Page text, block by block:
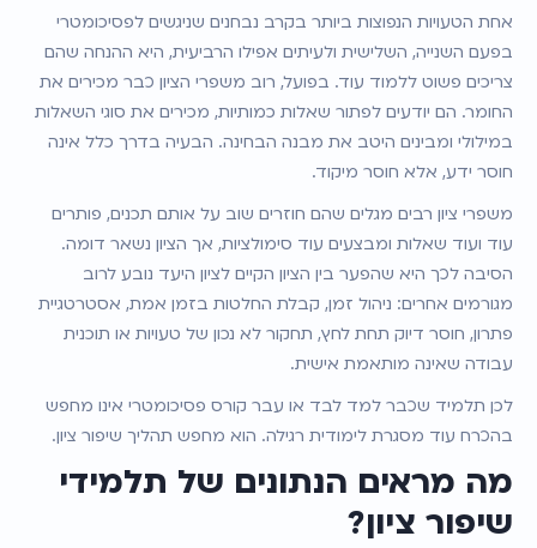
אחת הטעויות הנפוצות ביותר בקרב נבחנים שניגשים לפסיכומטרי
בפעם השנייה, השלישית ולעיתים אפילו הרביעית, היא ההנחה שהם
צריכים פשוט ללמוד עוד. בפועל, רוב משפרי הציון כבר מכירים את
החומר. הם יודעים לפתור שאלות כמותיות, מכירים את סוגי השאלות
במילולי ומבינים היטב את מבנה הבחינה. הבעיה בדרך כלל אינה
חוסר ידע, אלא חוסר מיקוד.
משפרי ציון רבים מגלים שהם חוזרים שוב על אותם תכנים, פותרים
עוד ועוד שאלות ומבצעים עוד סימולציות, אך הציון נשאר דומה.
הסיבה לכך היא שהפער בין הציון הקיים לציון היעד נובע לרוב
מגורמים אחרים: ניהול זמן, קבלת החלטות בזמן אמת, אסטרטגיית
פתרון, חוסר דיוק תחת לחץ, תחקור לא נכון של טעויות או תוכנית
עבודה שאינה מותאמת אישית.
לכן תלמיד שכבר למד לבד או עבר קורס פסיכומטרי אינו מחפש
בהכרח עוד מסגרת לימודית רגילה. הוא מחפש תהליך שיפור ציון.
מה מראים הנתונים של תלמידי
שיפור ציון?